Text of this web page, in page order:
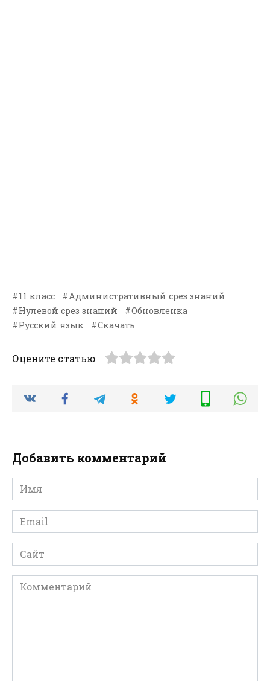
11 класс
Административный срез знаний
Нулевой срез знаний
Обновленка
Русский язык
Скачать
Оцените статью
Добавить комментарий
Имя
*
Email
*
Сайт
Комментарий